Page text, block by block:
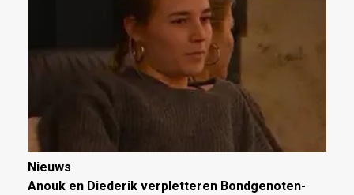
Nieuws
Anouk en Diederik verpletteren Bondgenoten-